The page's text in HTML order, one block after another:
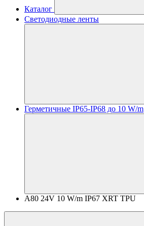
Каталог
Светодиодные ленты
Герметичные IP65-IP68 до 10 W/m
A80 24V 10 W/m IP67 XRT TPU